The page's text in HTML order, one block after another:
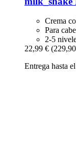
Crema
Para
2-5
22,99 €
Entrega hasta